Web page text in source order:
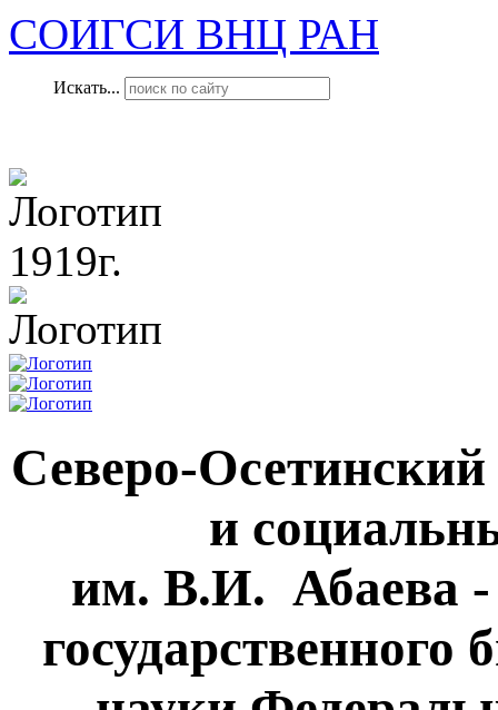
СОИГСИ ВНЦ РАН
Искать...
1919г.
Северо-
и
им. В.И. Абаева -